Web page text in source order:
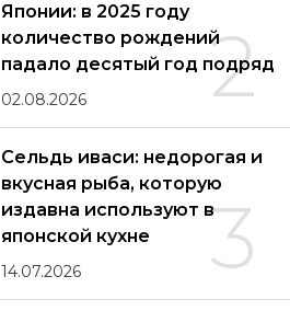
2
Японии: в 2025 году
количество рождений
падало десятый год подряд
02.08.2026
3
Сельдь иваси: недорогая и
вкусная рыба, которую
издавна используют в
японской кухне
14.07.2026